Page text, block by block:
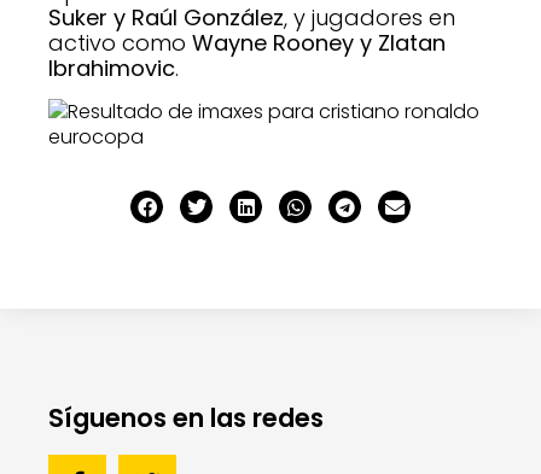
Suker y Raúl González, y jugadores en
activo como Wayne Rooney y Zlatan
Ibrahimovic.
Síguenos en las redes